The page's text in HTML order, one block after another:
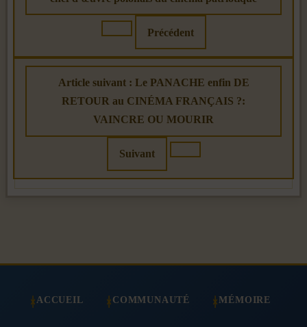
Précédent
Article suivant : Le PANACHE enfin DE
RETOUR au CINÉMA FRANÇAIS ?:
VAINCRE OU MOURIR
Suivant
ACCUEIL COMMUNAUTÉ MÉMOIRE